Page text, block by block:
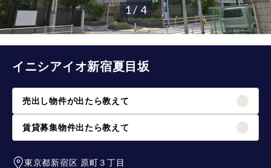
1 / 4
イニシアイオ新宿夏目坂
売出し物件が出たら教えて
賃貸募集物件出たら教えて
東京都新宿区 原町３丁目